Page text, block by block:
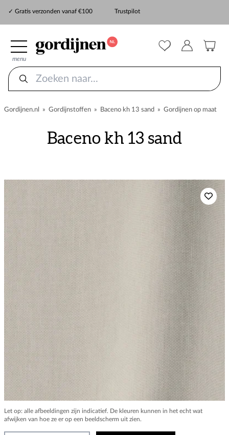
✓ Gratis verzonden vanaf €100
Trustpilot
menu
Gordijnen.nl » Gordijnstoffen » Baceno kh 13 sand » Gordijnen op maat
Baceno kh 13 sand
Let op: alle afbeeldingen zijn indicatief. De kleuren kunnen in het echt wat
afwijken van hoe ze er op een beeldscherm uit zien.